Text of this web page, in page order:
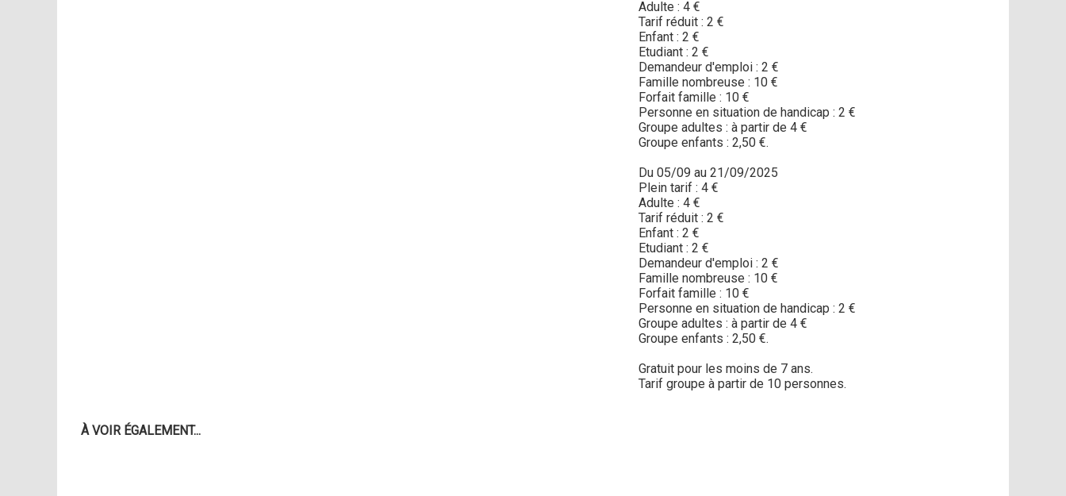
Adulte : 4 €
Tarif réduit : 2 €
Enfant : 2 €
Etudiant : 2 €
Demandeur d'emploi : 2 €
Famille nombreuse : 10 €
Forfait famille : 10 €
Personne en situation de handicap : 2 €
Groupe adultes : à partir de 4 €
Groupe enfants : 2,50 €.
Du 05/09 au 21/09/2025
Plein tarif : 4 €
Adulte : 4 €
Tarif réduit : 2 €
Enfant : 2 €
Etudiant : 2 €
Demandeur d'emploi : 2 €
Famille nombreuse : 10 €
Forfait famille : 10 €
Personne en situation de handicap : 2 €
Groupe adultes : à partir de 4 €
Groupe enfants : 2,50 €.
Gratuit pour les moins de 7 ans.
Tarif groupe à partir de 10 personnes.
À VOIR ÉGALEMENT...